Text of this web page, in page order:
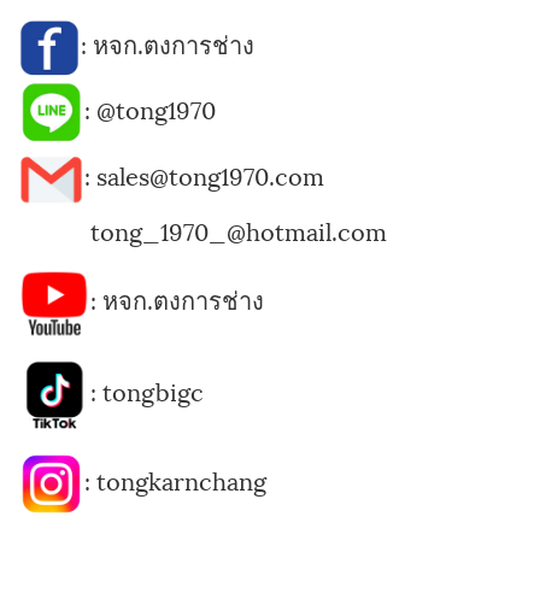
: หจก.ตงการช่าง
: @tong1970
: sales@tong1970.com
tong_1970_@hotmail.com
: หจก.ตงการช่าง
: tongbigc
: tongkarnchang